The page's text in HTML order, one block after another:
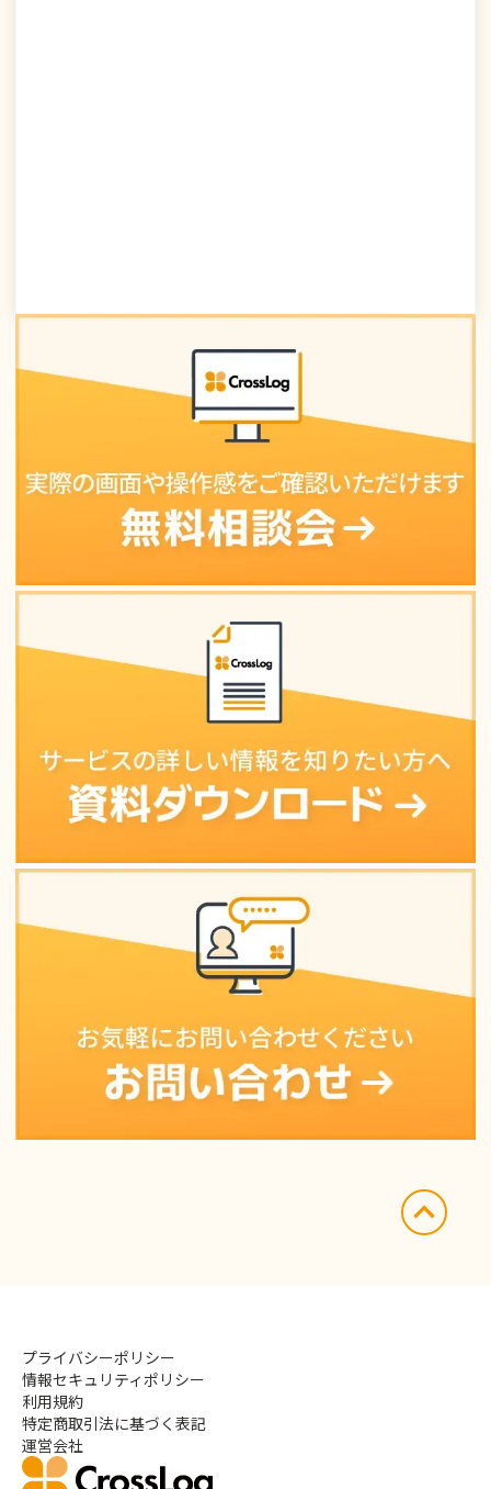
プライバシーポリシー
情報セキュリティポリシー
利用規約
特定商取引法に基づく表記
運営会社